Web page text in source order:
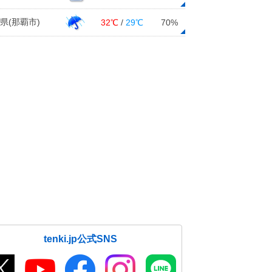
(那覇市) 32℃ / 29℃ 70%
tenki.jp公式SNS